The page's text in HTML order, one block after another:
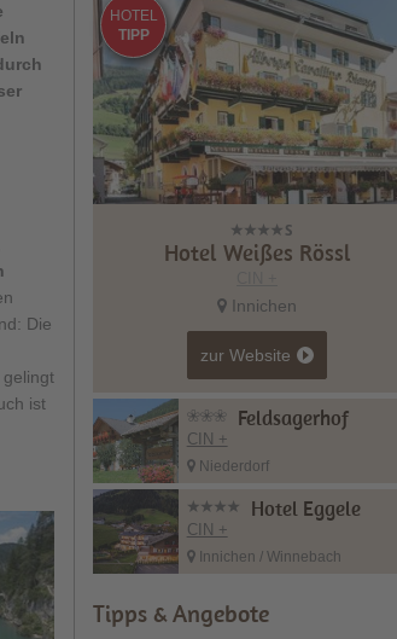
Die
ist
HOTEL
TIPP
Hotel Weißes Rössl
Innichen
zur Website
Feldsagerhof
CIN +
Niederdorf
Hotel Eggele
CIN +
Innichen / Winnebach
Tipps & Angebote